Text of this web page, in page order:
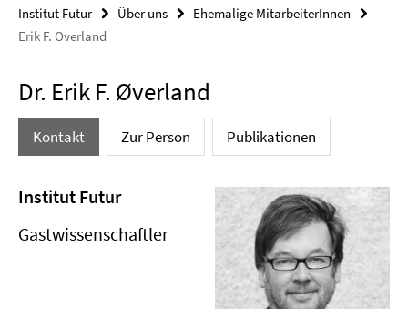
Institut Futur
Über uns
Ehemalige MitarbeiterInnen
Erik F. Overland
Dr. Erik F. Øverland
Kontakt Zur Person Publikationen
Institut Futur
Gastwissenschaftler